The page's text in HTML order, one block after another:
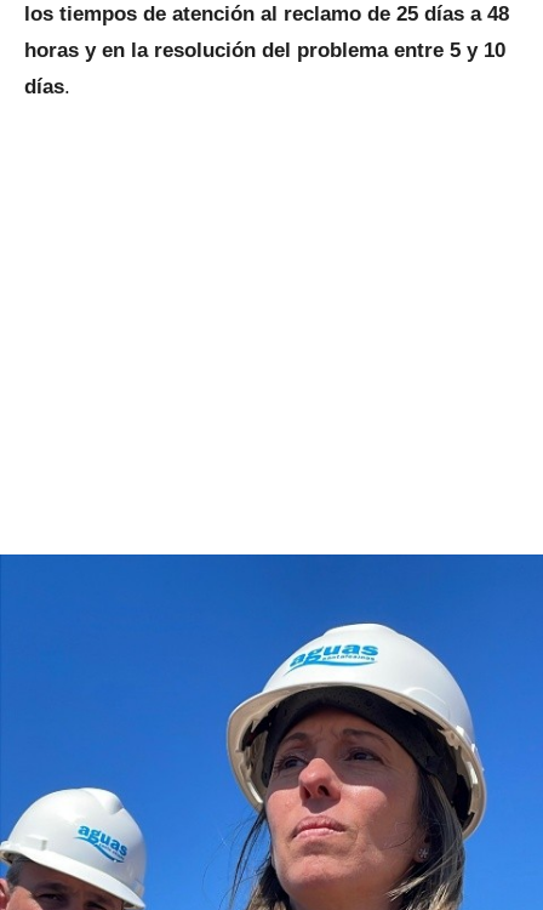
los tiempos de atención al reclamo de 25 días a 48
horas y en la resolución del problema entre 5 y 10
días.